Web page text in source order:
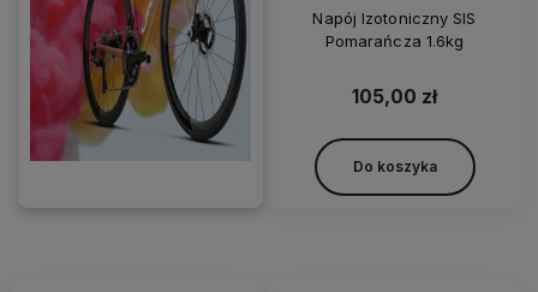
Napój Izotoniczny SIS
Pomarańcza 1.6kg
105,00 zł
Do koszyka